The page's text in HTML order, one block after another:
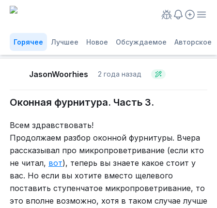
Горячее Лучшее Новое Обсуждаемое Авторское
JasonWoorhies 2 года назад
Оконная фурнитура. Часть 3.
Всем здравствовать!
Продолжаем разбор оконной фурнитуры. Вчера
рассказывал про микропроветривание (если кто
не читал, вот), теперь вы знаете какое стоит у
вас. Но если вы хотите вместо щелевого
поставить ступенчатое микропроветривание, то
это вполне возможно, хотя в таком случае лучше